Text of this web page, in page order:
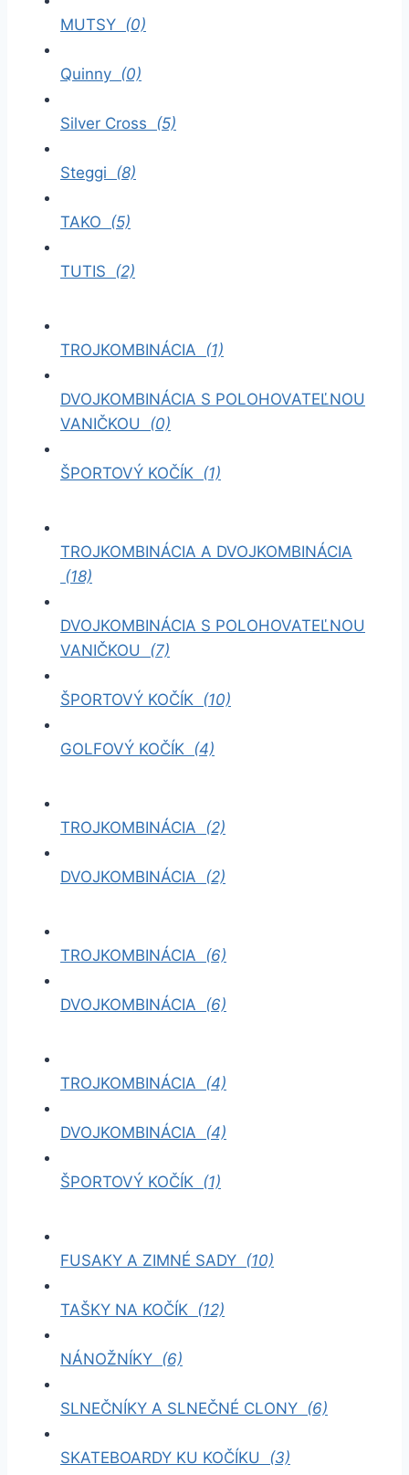
MUTSY (0)
Quinny (0)
Silver Cross (5)
Steggi (8)
TAKO (5)
TUTIS (2)
TROJKOMBINÁCIA (1)
DVOJKOMBINÁCIA S POLOHOVATEĽNOU
VANIČKOU (0)
ŠPORTOVÝ KOČÍK (1)
TROJKOMBINÁCIA A DVOJKOMBINÁCIA
(18)
DVOJKOMBINÁCIA S POLOHOVATEĽNOU
VANIČKOU (7)
ŠPORTOVÝ KOČÍK (10)
GOLFOVÝ KOČÍK (4)
TROJKOMBINÁCIA (2)
DVOJKOMBINÁCIA (2)
TROJKOMBINÁCIA (6)
DVOJKOMBINÁCIA (6)
TROJKOMBINÁCIA (4)
DVOJKOMBINÁCIA (4)
ŠPORTOVÝ KOČÍK (1)
FUSAKY A ZIMNÉ SADY (10)
TAŠKY NA KOČÍK (12)
NÁNOŽNÍKY (6)
SLNEČNÍKY A SLNEČNÉ CLONY (6)
SKATEBOARDY KU KOČÍKU (3)